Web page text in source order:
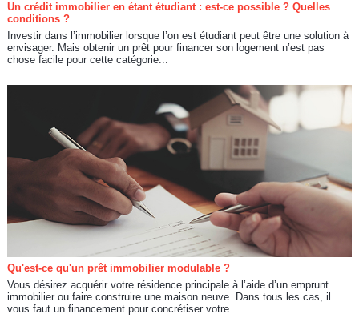
Un crédit immobilier en étant étudiant : est-ce possible ? Quelles
conditions ?
Investir dans l’immobilier lorsque l’on est étudiant peut être une solution à
envisager. Mais obtenir un prêt pour financer son logement n’est pas
chose facile pour cette catégorie...
Qu'est-ce qu'un prêt immobilier modulable ?
Vous désirez acquérir votre résidence principale à l’aide d’un emprunt
immobilier ou faire construire une maison neuve. Dans tous les cas, il
vous faut un financement pour concrétiser votre...